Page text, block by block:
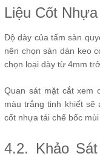
Liệu Cốt Nhựa
Độ dày của tấm sàn
nên chọn sàn dán keo
chọn loại dày từ 4mm trở
Quan sát mặt cắt xem
màu trắng tinh khiết sẽ
cốt nhựa tái chế bốc mùi
4.2. Khảo